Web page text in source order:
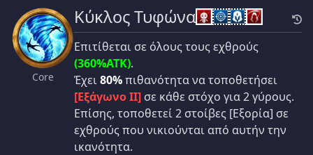
Core
Κύκλος Τυφώνα
Επιτίθεται σε όλους τους εχθρούς
(360%ATK).
Έχει80%πιθανότητα να τοποθετήσει
[Εξάγωνο II] σε κάθε στόχο για 2 γύρους.
Επίσης, τοποθετεί 2 στοίβες [Εξορία] σε
εχθρούς που νικιούνται από αυτήν την
ικανότητα.